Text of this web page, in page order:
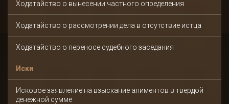
Ходатайство о вынесении частного определения
Ходатайство о рассмотрении дела в отсутствие истца
Ходатайство о переносе судебного заседания
Иски
Исковое заявление на взыскание алиментов в твердой
денежной сумме